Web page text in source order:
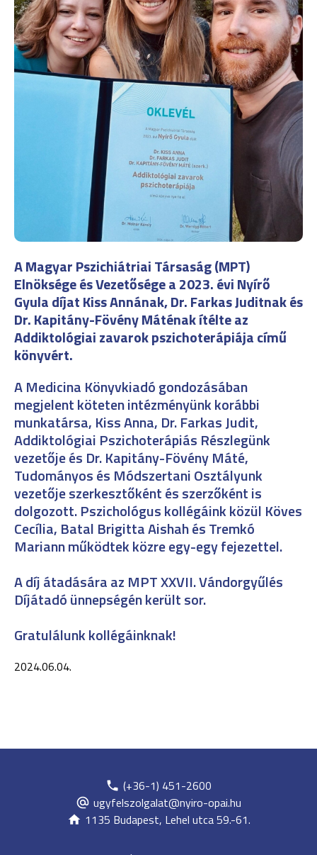
A Magyar Pszichiátriai Társaság (MPT)
Elnöksége és Vezetősége a 2023. évi Nyírő
Gyula díjat Kiss Annának, Dr. Farkas Juditnak és
Dr. Kapitány-Fövény Máténak ítélte az
Addiktológiai zavarok pszichoterápiája című
könyvért.
A Medicina Könyvkiadó gondozásában
megjelent köteten intézményünk korábbi
munkatársa, Kiss Anna, Dr. Farkas Judit,
Addiktológiai Pszichoterápiás Részlegünk
vezetője és Dr. Kapitány-Fövény Máté,
Tudományos és Módszertani Osztályunk
vezetője szerkesztőként és szerzőként is
dolgozott. Pszichológus kollégáink közül Köves
Cecília, Batal Brigitta Aishah és Tremkó
Mariann működtek közre egy-egy fejezettel.
A díj átadására az MPT XXVII. Vándorgyűlés
Díjátadó ünnepségén került sor.
Gratulálunk kollégáinknak!
2024.06.04.
(+36-1) 451-2600
ugyfelszolgalat@nyiro-opai.hu
1135 Budapest, Lehel utca 59.-61.